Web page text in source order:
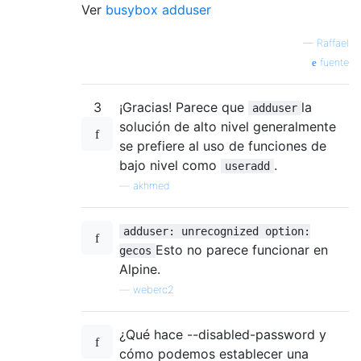
Ver busybox adduser
— Raffael
fuente
3 ¡Gracias! Parece que adduser la
solución de alto nivel generalmente
se prefiere al uso de funciones de
bajo nivel como
useradd .
akhmed
adduser: unrecognized option:
gecos Esto no parece funcionar en
Alpine.
weberc2
¿Qué hace --disabled-password y
cómo podemos establecer una